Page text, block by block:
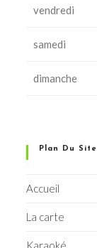
vendredi
samedi
dimanche
Plan Du Site
Accueil
La carte
Karaoké